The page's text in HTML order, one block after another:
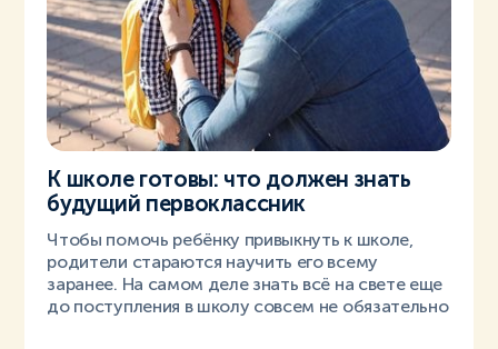
К школе готовы: что должен знать
будущий первоклассник
Чтобы помочь ребёнку привыкнуть к школе,
родители стараются научить его всему
заранее. На самом деле знать всё на свете еще
до поступления в школу совсем не обязательно